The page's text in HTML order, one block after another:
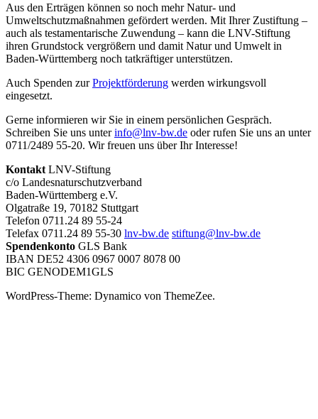
Aus den Erträgen können so noch mehr Natur- und
Umweltschutzmaßnahmen gefördert werden. Mit Ihrer Zustiftung –
auch als testamentarische Zuwendung – kann die LNV-Stiftung
ihren Grundstock vergrößern und damit Natur und Umwelt in
Baden-Württemberg noch tatkräftiger unterstützen.
Auch Spenden zurProjektförderung werden wirkungsvoll
eingesetzt.
Gerne informieren wir Sie in einem persönlichen Gespräch.
Schreiben Sie uns unterinfo@lnv-bw.de oder rufen Sie uns an unter
0711/2489 55-20. Wir freuen uns über Ihr Interesse!
Kontakt LNV-Stiftung
c/o Landesnaturschutzverband
Baden-Württemberg e.V.
Olgatraße 19, 70182 Stuttgart
Telefon 0711.24 89 55-24
Telefax 0711.24 89 55-30 lnv-bw.de stiftung@lnv-bw.de
Spendenkonto GLS Bank
IBAN DE52 4306 0967 0007 8078 00
BIC GENODEM1GLS
WordPress-Theme: Dynamico von ThemeZee.